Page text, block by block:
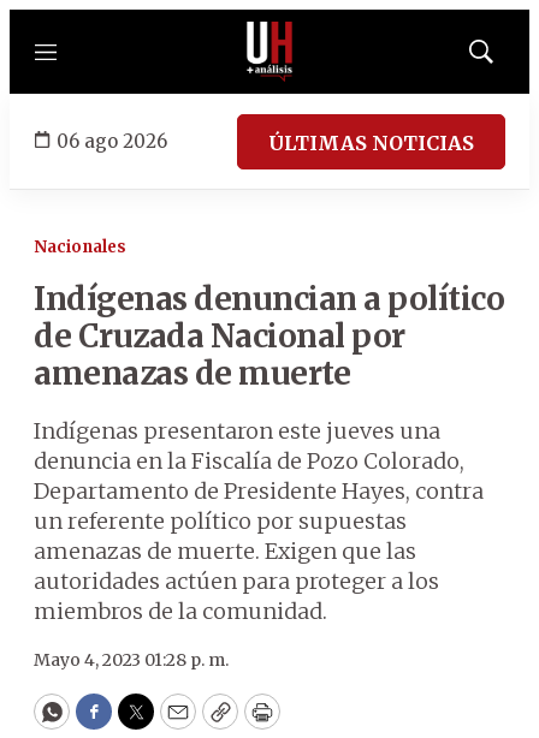
Menú
Mostrar
06 ago 2026 ÚLTIMAS NOTICIAS
Nacionales
Indígenas denuncian a político
de Cruzada Nacional por
amenazas de muerte
Indígenas presentaron este jueves una
denuncia en la Fiscalía de Pozo Colorado,
Departamento de Presidente Hayes, contra
un referente político por supuestas
amenazas de muerte. Exigen que las
autoridades actúen para proteger a los
miembros de la comunidad.
Mayo 4, 2023 01:28 p. m.
WhatsApp
Facebook
Twitter
EmailCopyPrint